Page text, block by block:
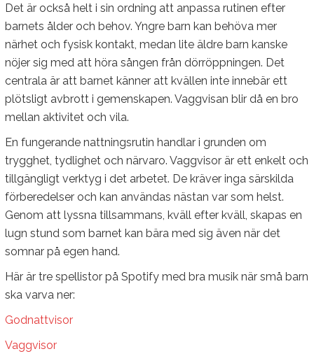
Det är också helt i sin ordning att anpassa rutinen efter
barnets ålder och behov. Yngre barn kan behöva mer
närhet och fysisk kontakt, medan lite äldre barn kanske
nöjer sig med att höra sången från dörröppningen. Det
centrala är att barnet känner att kvällen inte innebär ett
plötsligt avbrott i gemenskapen. Vaggvisan blir då en bro
mellan aktivitet och vila.
En fungerande nattningsrutin handlar i grunden om
trygghet, tydlighet och närvaro. Vaggvisor är ett enkelt och
tillgängligt verktyg i det arbetet. De kräver inga särskilda
förberedelser och kan användas nästan var som helst.
Genom att lyssna tillsammans, kväll efter kväll, skapas en
lugn stund som barnet kan bära med sig även när det
somnar på egen hand.
Här är tre spellistor på Spotify med bra musik när små barn
ska varva ner:
Godnattvisor
Vaggvisor